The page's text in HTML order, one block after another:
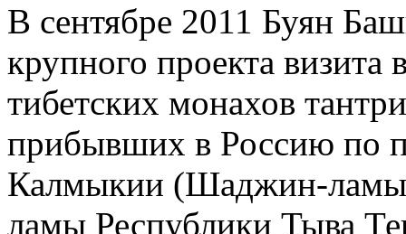
В сентябре 2011 Буян
крупного проекта
тибетских монахов
прибывших в Россию по
Калмыкии (Шаджин-
ламы Республики Тыва